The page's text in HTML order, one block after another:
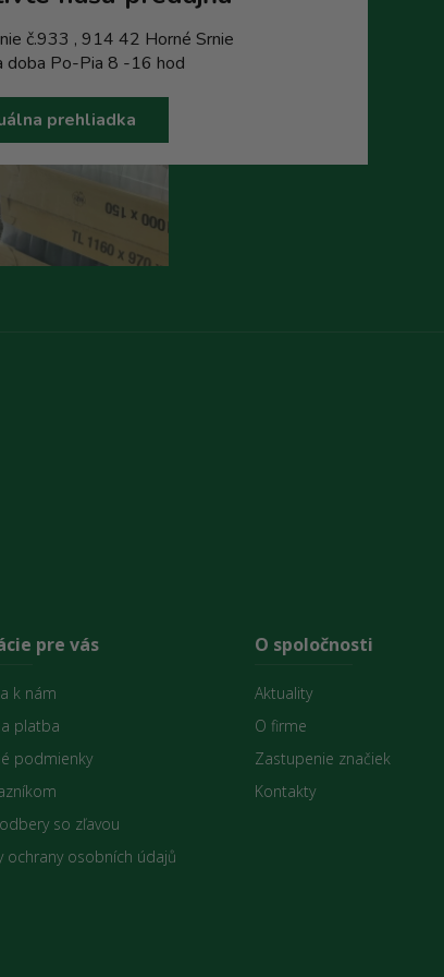
č.933 , 914 42 Horné Srnie
doba Po-Pia 8 -16 hod
prehliadka
pre vás
k nám
platba
podmienky
so zľavou
ochrany osobních údajů
O spoločnosti
Aktuality
O firme
Zastupenie značiek
Kontakty